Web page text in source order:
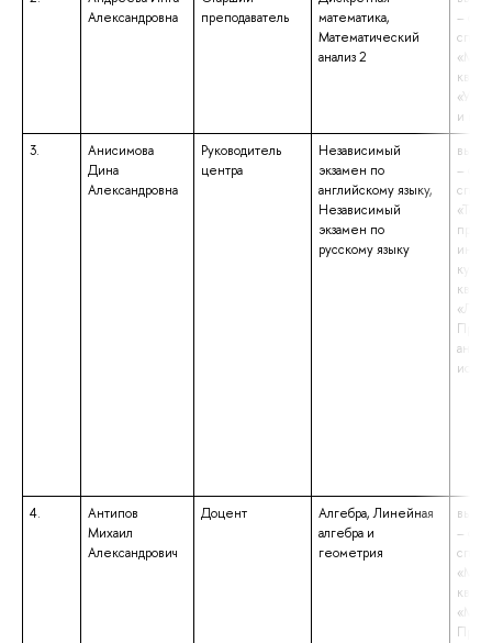
Александровна
преподаватель
математика,
Математический
анализ 2
–
и
3.
Анисимова
Дина
Александровна
Руководитель
центра
Независимый
экзамен по
английскому языку,
Независимый
экзамен по
русскому языку
–
4.
Антипов
Михаил
Александрович
Доцент
Алгебра, Линейная
алгебра и
геометрия
–